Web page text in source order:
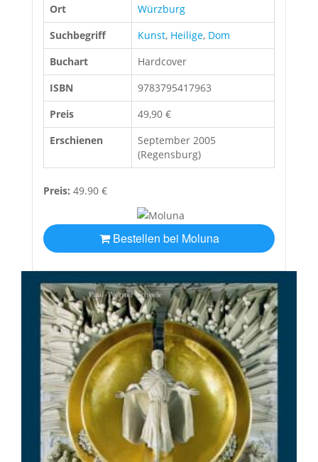
Ort
Würzburg
Suchbegriff
Kunst, Heilige, Dom
Buchart
Hardcover
ISBN
9783795417963
Preis
49,90 €
Erschienen
September 2005
(Regensburg)
Preis: 49.90 €
Bestellen bei Moluna